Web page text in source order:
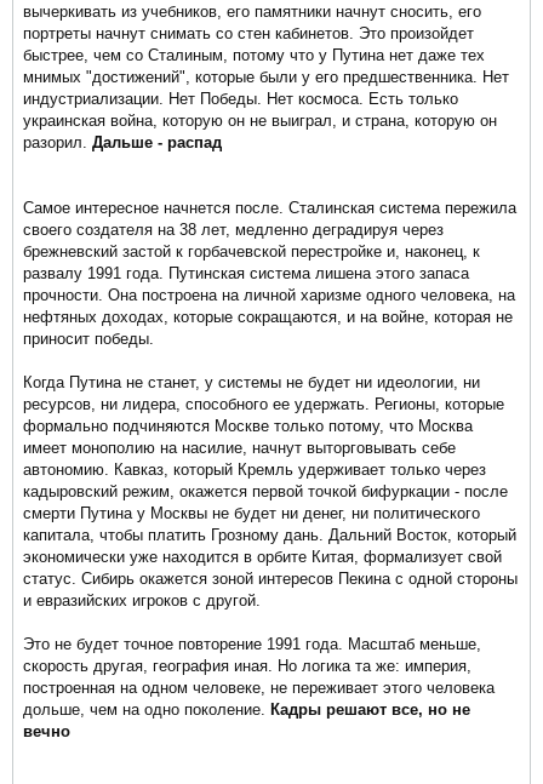
вычеркивать из учебников, его памятники начнут сносить, его
портреты начнут снимать со стен кабинетов. Это произойдет
быстрее, чем со Сталиным, потому что у Путина нет даже тех
мнимых "достижений", которые были у его предшественника. Нет
индустриализации. Нет Победы. Нет космоса. Есть только
украинская война, которую он не выиграл, и страна, которую он
разорил. Дальше - распад
Самое интересное начнется после. Сталинская система пережила
своего создателя на 38 лет, медленно деградируя через
брежневский застой к горбачевской перестройке и, наконец, к
развалу 1991 года. Путинская система лишена этого запаса
прочности. Она построена на личной харизме одного человека, на
нефтяных доходах, которые сокращаются, и на войне, которая не
приносит победы.
Когда Путина не станет, у системы не будет ни идеологии, ни
ресурсов, ни лидера, способного ее удержать. Регионы, которые
формально подчиняются Москве только потому, что Москва
имеет монополию на насилие, начнут выторговывать себе
автономию. Кавказ, который Кремль удерживает только через
кадыровский режим, окажется первой точкой бифуркации - после
смерти Путина у Москвы не будет ни денег, ни политического
капитала, чтобы платить Грозному дань. Дальний Восток, который
экономически уже находится в орбите Китая, формализует свой
статус. Сибирь окажется зоной интересов Пекина с одной стороны
и евразийских игроков с другой.
Это не будет точное повторение 1991 года. Масштаб меньше,
скорость другая, география иная. Но логика та же: империя,
построенная на одном человеке, не переживает этого человека
дольше, чем на одно поколение. Кадры решают все, но не
вечно